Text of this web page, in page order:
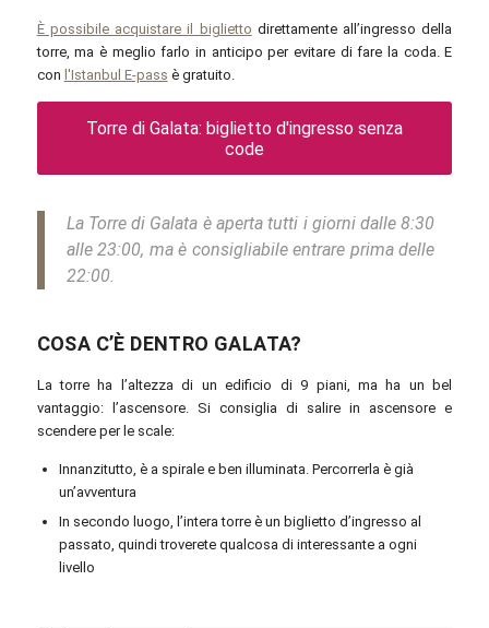
È possibile acquistare il biglietto direttamente all’ingresso della
torre, ma è meglio farlo in anticipo per evitare di fare la coda. E
con l'Istanbul E-pass è gratuito.
Torre di Galata: biglietto d'ingresso senza
code
La Torre di Galata è aperta tutti i giorni dalle 8:30
alle 23:00, ma è consigliabile entrare prima delle
22:00.
COSA C’È DENTRO GALATA?
La torre ha l’altezza di un edificio di 9 piani, ma ha un bel
vantaggio: l’ascensore. Si consiglia di salire in ascensore e
scendere per le scale:
Innanzitutto, è a spirale e ben illuminata. Percorrerla è già
un’avventura
In secondo luogo, l’intera torre è un biglietto d’ingresso al
passato, quindi troverete qualcosa di interessante a ogni
livello